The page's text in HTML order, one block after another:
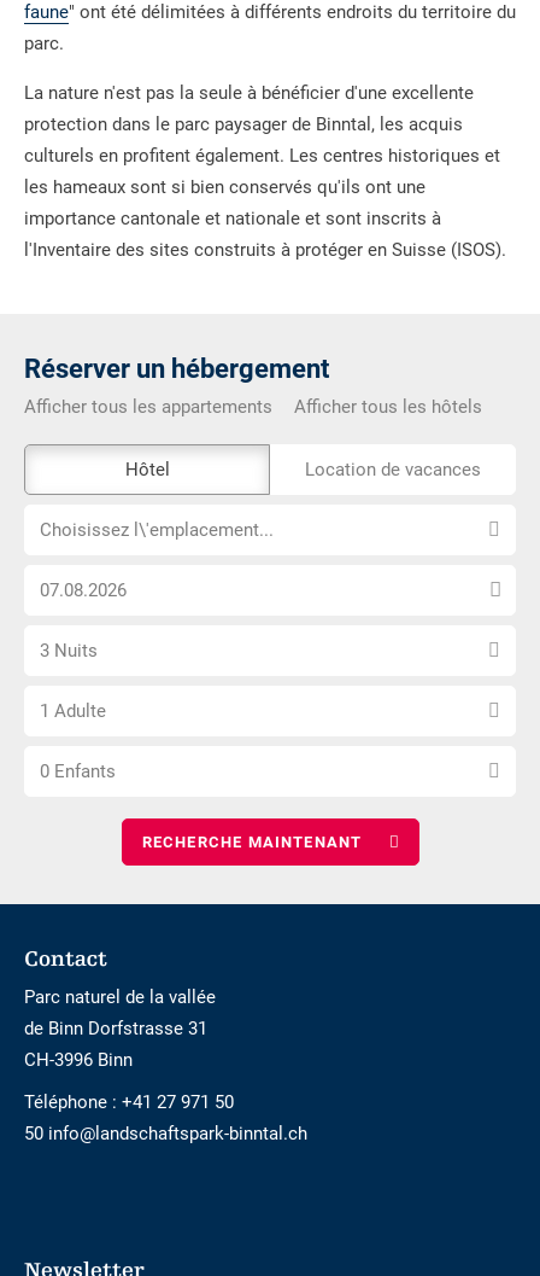
faune" ont été délimitées à différents endroits du territoire du
parc.
La nature n'est pas la seule à bénéficier d'une excellente
protection dans le parc paysager de Binntal, les acquis
culturels en profitent également. Les centres historiques et
les hameaux sont si bien conservés qu'ils ont une
importance cantonale et nationale et sont inscrits à
l'Inventaire des sites construits à protéger en Suisse (ISOS).
Réserver un hébergement
Afficher tous les appartements Afficher tous les hôtels
de
réservation
n\'est
accessible
Hôtel Location de vacances
Choisissez
Choisissez l\'emplacement...
Choisissez
date
Sélectionnez
nombre
nuits
3 Nuits
Choisissez
nombre
1 Adulte
Choisissez
0 Enfants
Footer
Contact
Parc naturel de la vallée
de Binn Dorfstrasse 31
CH-3996 Binn
Téléphone : +41 27 971 50
50 info@landschaftspark-binntal.ch
Newsletter